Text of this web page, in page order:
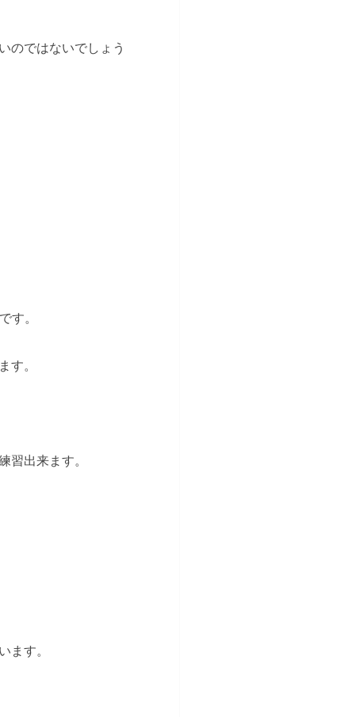
のではないでしょう
す。
す。
習出来ます。
ます。